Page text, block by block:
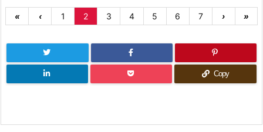
« ‹ 1 2 3 4 5 6 7 › »
Copy